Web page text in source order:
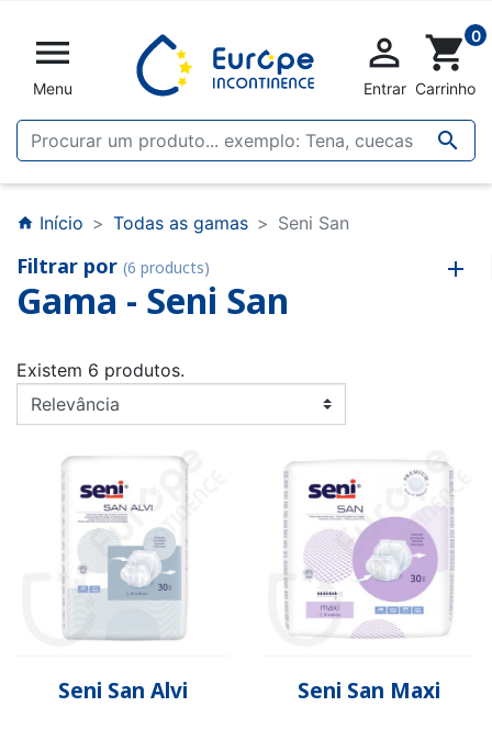

Menu


Entrar
shopping_cart 0
Carrinho
home Início Todas as gamas Seni San
Filtrar por (6 products)
Gama - Seni San
Existem 6 produtos.
Seni San Alvi Seni San Maxi